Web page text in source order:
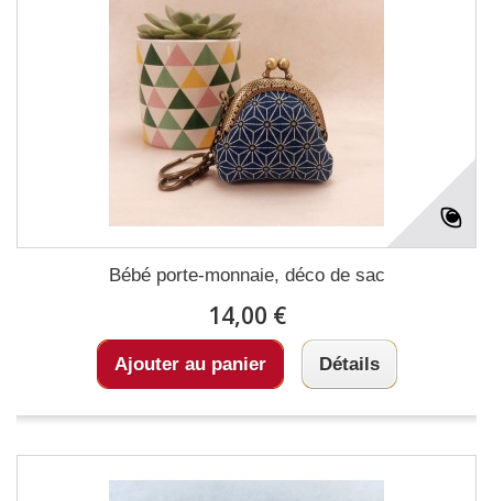
Bébé porte-monnaie, déco de sac
14,00 €
Ajouter au panier Détails